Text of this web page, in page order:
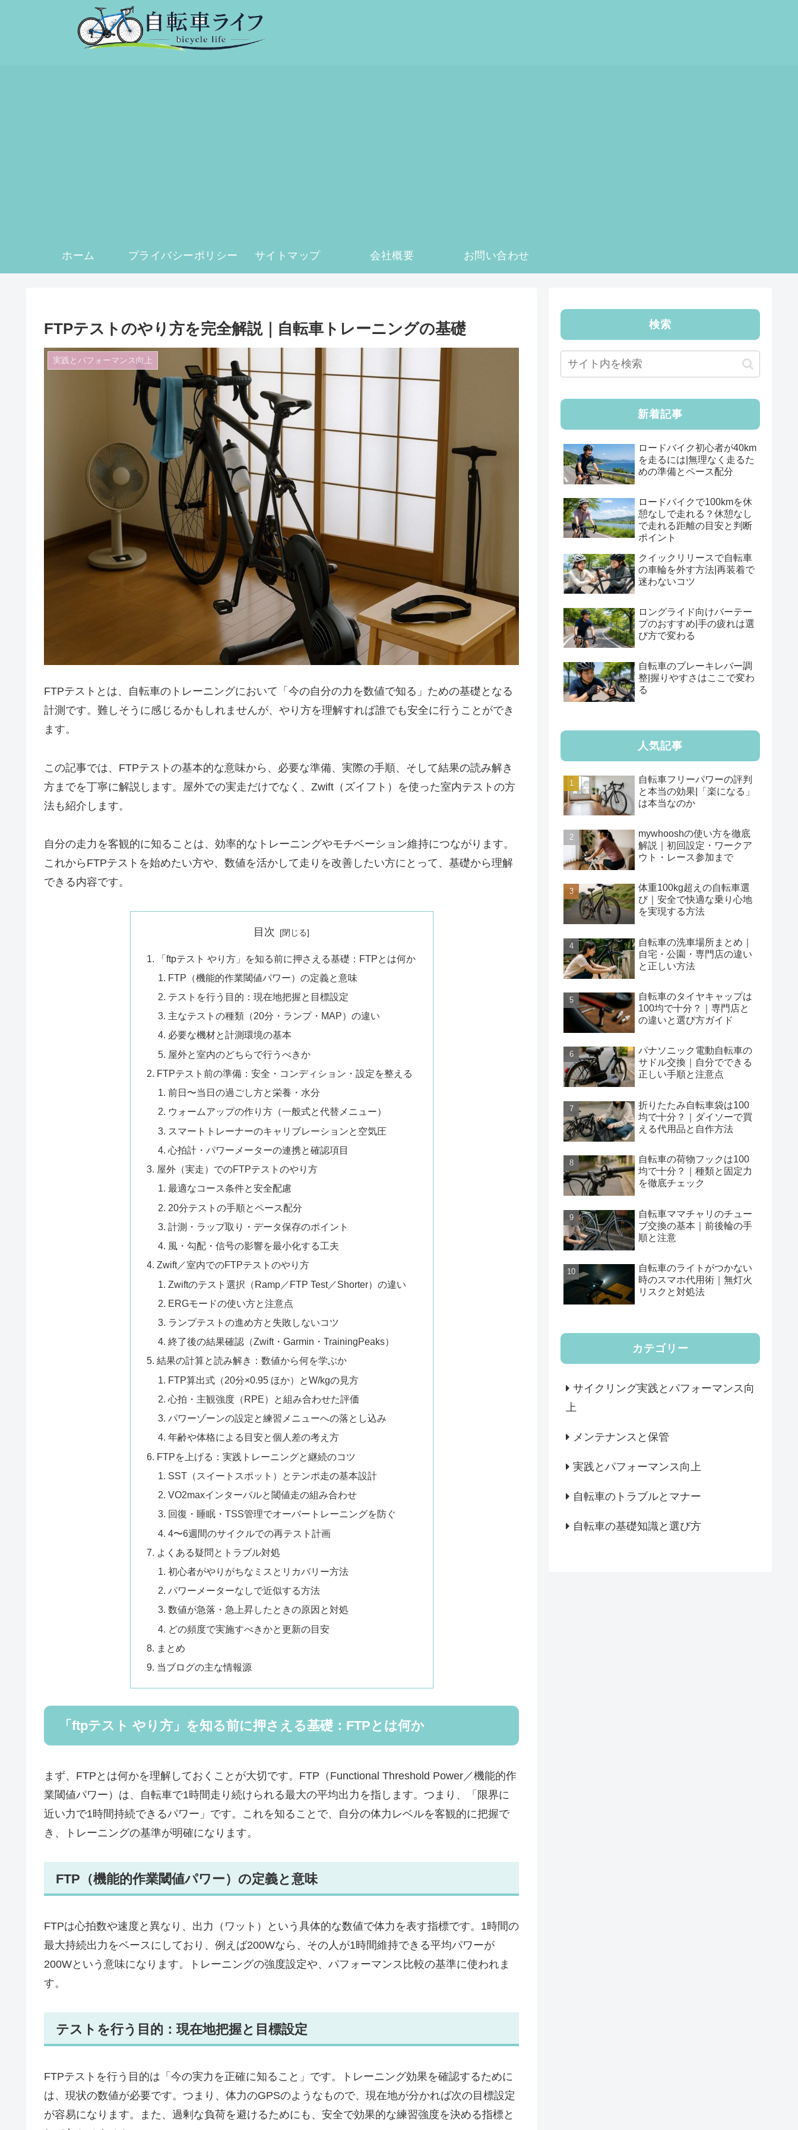
ホーム プライバシーポリシー サイトマップ 会社概要 お問い合わせ
FTPテストのやり方を完全解説｜自転車トレーニングの基礎
実践とパフォーマンス向上
FTPテストとは、自転車のトレーニングにおいて「今の自分の力を数値で知る」ための基礎となる
計測です。難しそうに感じるかもしれませんが、やり方を理解すれば誰でも安全に行うことができ
ます。
この記事では、FTPテストの基本的な意味から、必要な準備、実際の手順、そして結果の読み解き
方までを丁寧に解説します。屋外での実走だけでなく、Zwift（ズイフト）を使った室内テストの方
法も紹介します。
自分の走力を客観的に知ることは、効率的なトレーニングやモチベーション維持につながります。
これからFTPテストを始めたい方や、数値を活かして走りを改善したい方にとって、基礎から理解
できる内容です。
目次
「ftpテスト やり方」を知る前に押さえる基礎：FTPとは何か
FTP（機能的作業閾値パワー）の定義と意味
テストを行う目的：現在地把握と目標設定
主なテストの種類（20分・ランプ・MAP）の違い
必要な機材と計測環境の基本
屋外と室内のどちらで行うべきか
FTPテスト前の準備：安全・コンディション・設定を整える
前日〜当日の過ごし方と栄養・水分
ウォームアップの作り方（一般式と代替メニュー）
スマートトレーナーのキャリブレーションと空気圧
心拍計・パワーメーターの連携と確認項目
屋外（実走）でのFTPテストのやり方
最適なコース条件と安全配慮
20分テストの手順とペース配分
計測・ラップ取り・データ保存のポイント
風・勾配・信号の影響を最小化する工夫
Zwift／室内でのFTPテストのやり方
Zwiftのテスト選択（Ramp／FTP Test／Shorter）の違い
ERGモードの使い方と注意点
ランプテストの進め方と失敗しないコツ
終了後の結果確認（Zwift・Garmin・TrainingPeaks）
結果の計算と読み解き：数値から何を学ぶか
FTP算出式（20分×0.95 ほか）とW/kgの見方
心拍・主観強度（RPE）と組み合わせた評価
パワーゾーンの設定と練習メニューへの落とし込み
年齢や体格による目安と個人差の考え方
FTPを上げる：実践トレーニングと継続のコツ
SST（スイートスポット）とテンポ走の基本設計
VO2maxインターバルと閾値走の組み合わせ
回復・睡眠・TSS管理でオーバートレーニングを防ぐ
4〜6週間のサイクルでの再テスト計画
よくある疑問とトラブル対処
初心者がやりがちなミスとリカバリー方法
パワーメーターなしで近似する方法
数値が急落・急上昇したときの原因と対処
どの頻度で実施すべきかと更新の目安
まとめ
当ブログの主な情報源
「ftpテスト やり方」を知る前に押さえる基礎：FTPとは何か
まず、FTPとは何かを理解しておくことが大切です。FTP（Functional Threshold Power／機能的作
業閾値パワー）は、自転車で1時間走り続けられる最大の平均出力を指します。つまり、「限界に
近い力で1時間持続できるパワー」です。これを知ることで、自分の体力レベルを客観的に把握で
き、トレーニングの基準が明確になります。
FTP（機能的作業閾値パワー）の定義と意味
FTPは心拍数や速度と異なり、出力（ワット）という具体的な数値で体力を表す指標です。1時間の
最大持続出力をベースにしており、例えば200Wなら、その人が1時間維持できる平均パワーが
200Wという意味になります。トレーニングの強度設定や、パフォーマンス比較の基準に使われま
す。
テストを行う目的：現在地把握と目標設定
FTPテストを行う目的は「今の実力を正確に知ること」です。トレーニング効果を確認するために
は、現状の数値が必要です。つまり、体力のGPSのようなもので、現在地が分かれば次の目標設定
が容易になります。また、過剰な負荷を避けるためにも、安全で効果的な練習強度を決める指標と
検索
新着記事
ロードバイク初心者が40km
を走るには|無理なく走るた
めの準備とペース配分
ロードバイクで100kmを休
憩なしで走れる？休憩なし
で走れる距離の目安と判断
ポイント
クイックリリースで自転車
の車輪を外す方法|再装着で
迷わないコツ
ロングライド向けバーテー
プのおすすめ|手の疲れは選
び方で変わる
自転車のブレーキレバー調
整|握りやすさはここで変わ
る
人気記事
自転車フリーパワーの評判
と本当の効果|「楽になる」
は本当なのか
mywhooshの使い方を徹底
解説｜初回設定・ワークア
ウト・レース参加まで
体重100kg超えの自転車選
び｜安全で快適な乗り心地
を実現する方法
自転車の洗車場所まとめ｜
自宅・公園・専門店の違い
と正しい方法
自転車のタイヤキャップは
100均で十分？｜専門店と
の違いと選び方ガイド
パナソニック電動自転車の
サドル交換｜自分でできる
正しい手順と注意点
折りたたみ自転車袋は100
均で十分？｜ダイソーで買
える代用品と自作方法
自転車の荷物フックは100
均で十分？｜種類と固定力
を徹底チェック
自転車ママチャリのチュー
ブ交換の基本｜前後輪の手
順と注意
自転車のライトがつかない
時のスマホ代用術｜無灯火
リスクと対処法
カテゴリー
サイクリング実践とパフォーマンス向
上
メンテナンスと保管
実践とパフォーマンス向上
自転車のトラブルとマナー
自転車の基礎知識と選び方